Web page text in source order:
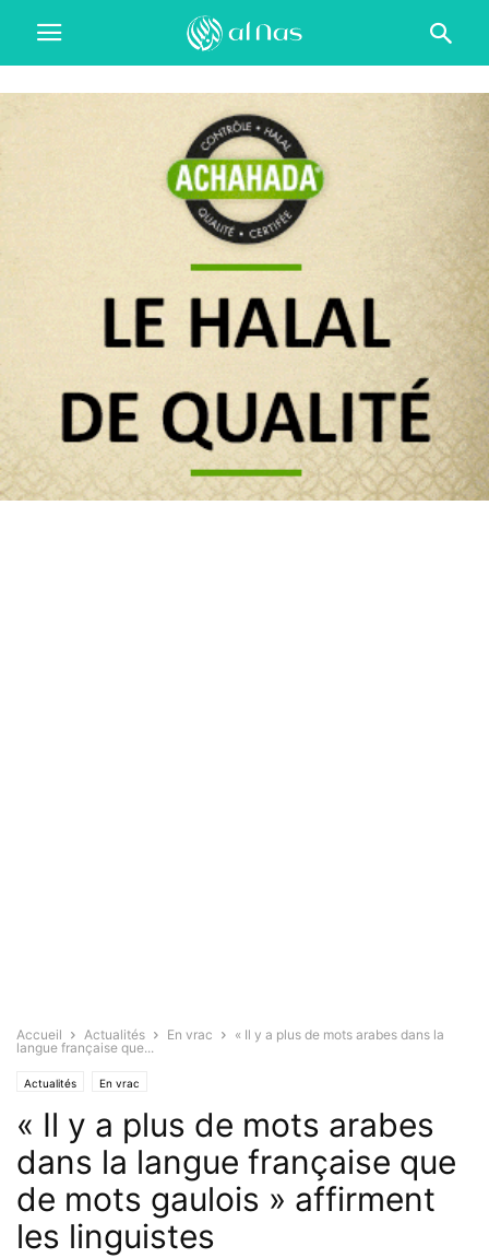
Accueil Actualités En vrac
« Il y a plus de mots arabes dans la
langue française que...
Actualités En vrac
« Il y a plus de mots arabes
dans la langue française que
de mots gaulois » affirment
les linguistes